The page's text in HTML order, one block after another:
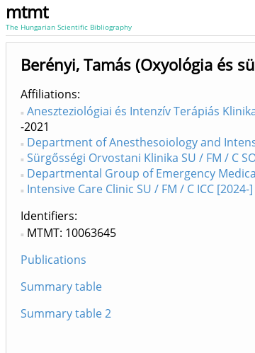
mtmt
The Hungarian Scientific Bibliography
Berényi, Tamás (Oxyológia és
Affiliations
Aneszteziológiai és Intenzív Terápiás
-2021
Department of Anesthesoiology and
Sürgősségi Orvostani Klinika SU / FM / C
Departmental Group of Emergency
Intensive Care Clinic SU / FM / C ICC [2024-]
Identifiers
MTMT: 10063645
Publications
Summary table
Summary table 2